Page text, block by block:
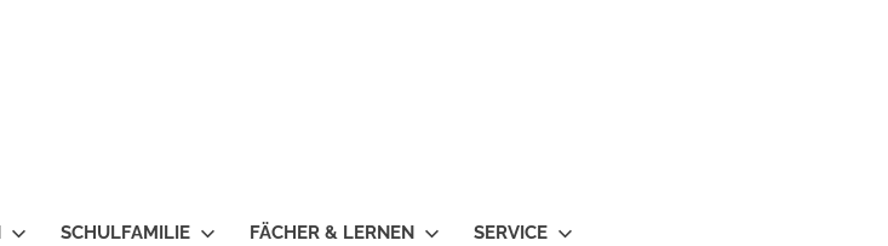
SCHULFAMILIE FÄCHER & LERNEN SERVICE